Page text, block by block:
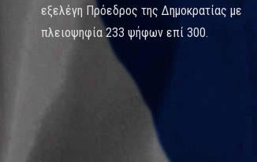
εξελέγη Πρόεδρος της Δημοκρατίας με
πλειοψηφία 233 ψήφων επί 300.